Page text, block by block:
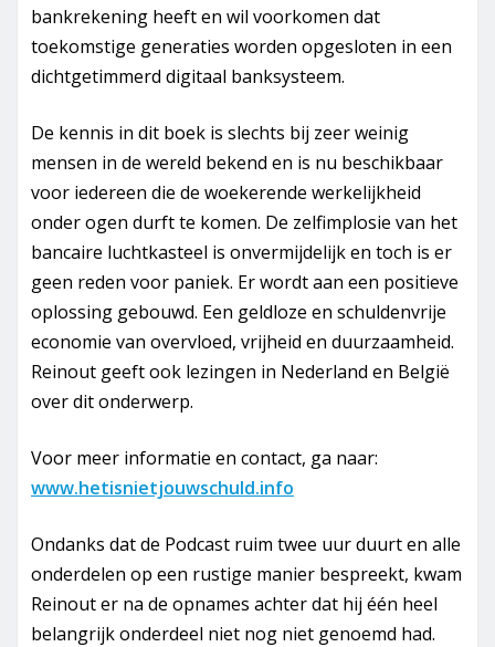
bankrekening heeft en wil voorkomen dat
toekomstige generaties worden opgesloten in een
dichtgetimmerd digitaal banksysteem.
De kennis in dit boek is slechts bij zeer weinig
mensen in de wereld bekend en is nu beschikbaar
voor iedereen die de woekerende werkelijkheid
onder ogen durft te komen. De zelfimplosie van het
bancaire luchtkasteel is onvermijdelijk en toch is er
geen reden voor paniek. Er wordt aan een positieve
oplossing gebouwd. Een geldloze en schuldenvrije
economie van overvloed, vrijheid en duurzaamheid.
Reinout geeft ook lezingen in Nederland en België
over dit onderwerp.
Voor meer informatie en contact, ga naar:
www.hetisnietjouwschuld.info
Ondanks dat de Podcast ruim twee uur duurt en alle
onderdelen op een rustige manier bespreekt, kwam
Reinout er na de opnames achter dat hij één heel
belangrijk onderdeel niet nog niet genoemd had.